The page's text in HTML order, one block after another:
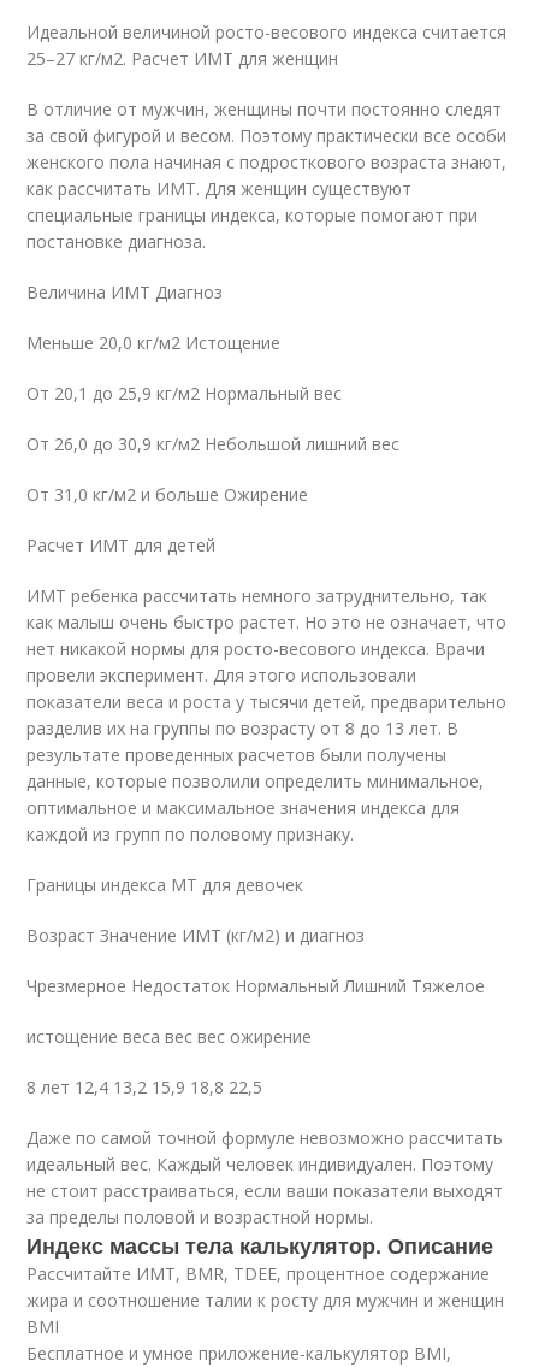
Идеальной величиной росто-весового индекса считается
25–27 кг/м2. Расчет ИМТ для женщин
В отличие от мужчин, женщины почти постоянно следят
за свой фигурой и весом. Поэтому практически все особи
женского пола начиная с подросткового возраста знают,
как рассчитать ИМТ. Для женщин существуют
специальные границы индекса, которые помогают при
постановке диагноза.
Величина ИМТ Диагноз
Меньше 20,0 кг/м2 Истощение
От 20,1 до 25,9 кг/м2 Нормальный вес
От 26,0 до 30,9 кг/м2 Небольшой лишний вес
От 31,0 кг/м2 и больше Ожирение
Расчет ИМТ для детей
ИМТ ребенка рассчитать немного затруднительно, так
как малыш очень быстро растет. Но это не означает, что
нет никакой нормы для росто-весового индекса. Врачи
провели эксперимент. Для этого использовали
показатели веса и роста у тысячи детей, предварительно
разделив их на группы по возрасту от 8 до 13 лет. В
результате проведенных расчетов были получены
данные, которые позволили определить минимальное,
оптимальное и максимальное значения индекса для
каждой из групп по половому признаку.
Границы индекса МТ для девочек
Возраст Значение ИМТ (кг/м2) и диагноз
Чрезмерное Недостаток Нормальный Лишний Тяжелое
истощение веса вес вес ожирение
8 лет 12,4 13,2 15,9 18,8 22,5
Даже по самой точной формуле невозможно рассчитать
идеальный вес. Каждый человек индивидуален. Поэтому
не стоит расстраиваться, если ваши показатели выходят
за пределы половой и возрастной нормы.
Индекс массы тела калькулятор. Описание
Рассчитайте ИМТ, BMR, TDEE, процентное содержание
жира и соотношение талии к росту для мужчин и женщин
BMI
Бесплатное и умное приложение-калькулятор BMI,